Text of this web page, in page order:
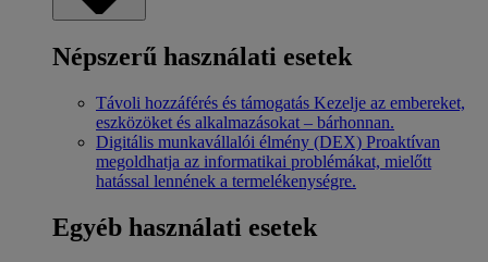
Népszerű használati esetek
Távoli hozzáférés és támogatás Kezelje az embereket,
eszközöket és alkalmazásokat – bárhonnan.
Digitális munkavállalói élmény (DEX) Proaktívan
megoldhatja az informatikai problémákat, mielőtt
hatással lennének a termelékenységre.
Egyéb használati esetek